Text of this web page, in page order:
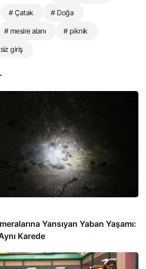
# Çatak # Doğa
# mesire alanı # piknik
giriş
Yansıyan Yaban Yaşamı:
Karede